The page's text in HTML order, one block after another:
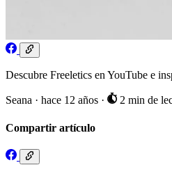
Descubre Freeletics en YouTube e
Seana · hace 12 años · 2 min de
Compartir artículo